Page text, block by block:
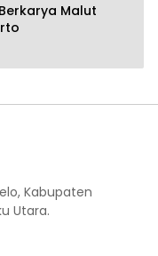
Malut
Kabupaten
Utara.